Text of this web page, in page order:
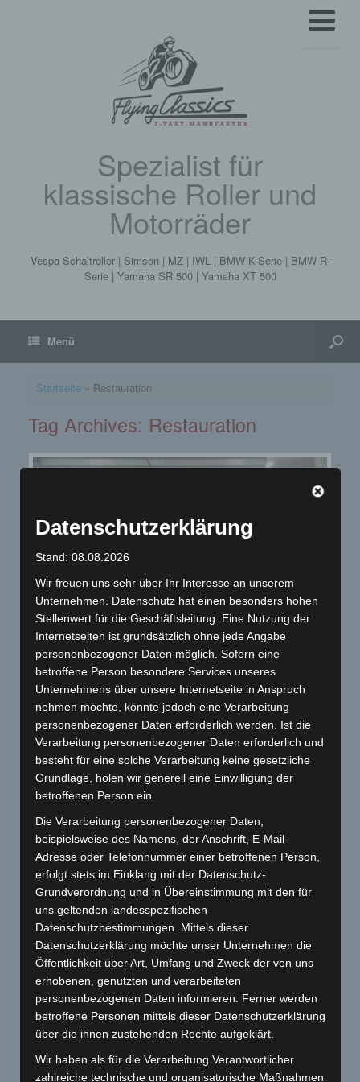
Spezialist für
klassische Roller und
Motorräder
Vespa Schaltroller | Simson | MZ | IWL | BMW K-Serie | BMW R-
Serie | Yamaha SR 500 | Yamaha XT 500
Menü
Startseite» Restauration
Tag Archives: Restauration
Restauration Yamaha XT 500
Komplettrestauration Vespa V50 Special
Komplettrestauration: zerlegen, sandstrahlen, pulvern, lackieren
Motorrevision, Umrüstung 12 Volt Elektronikzündung Rennzylinder
75ccm
Datenschutzerklärung
Stand: 08.08.2026
Wir freuen uns sehr über Ihr Interesse an unserem
Unternehmen. Datenschutz hat einen besonders hohen
Stellenwert für die Geschäftsleitung. Eine Nutzung der
Internetseiten ist grundsätzlich ohne jede Angabe
personenbezogener Daten möglich. Sofern eine
betroffene Person besondere Services unseres
Unternehmens über unsere Internetseite in Anspruch
nehmen möchte, könnte jedoch eine Verarbeitung
personenbezogener Daten erforderlich werden. Ist die
Verarbeitung personenbezogener Daten erforderlich und
besteht für eine solche Verarbeitung keine gesetzliche
Grundlage, holen wir generell eine Einwilligung der
betroffenen Person ein.
Die Verarbeitung personenbezogener Daten,
beispielsweise des Namens, der Anschrift, E-Mail-
Adresse oder Telefonnummer einer betroffenen Person,
erfolgt stets im Einklang mit der Datenschutz-
Grundverordnung und in Übereinstimmung mit den für
uns geltenden landesspezifischen
Datenschutzbestimmungen. Mittels dieser
Datenschutzerklärung möchte unser Unternehmen die
Öffentlichkeit über Art, Umfang und Zweck der von uns
erhobenen, genutzten und verarbeiteten
personenbezogenen Daten informieren. Ferner werden
betroffene Personen mittels dieser Datenschutzerklärung
über die ihnen zustehenden Rechte aufgeklärt.
Wir haben als für die Verarbeitung Verantwortlicher
zahlreiche technische und organisatorische Maßnahmen